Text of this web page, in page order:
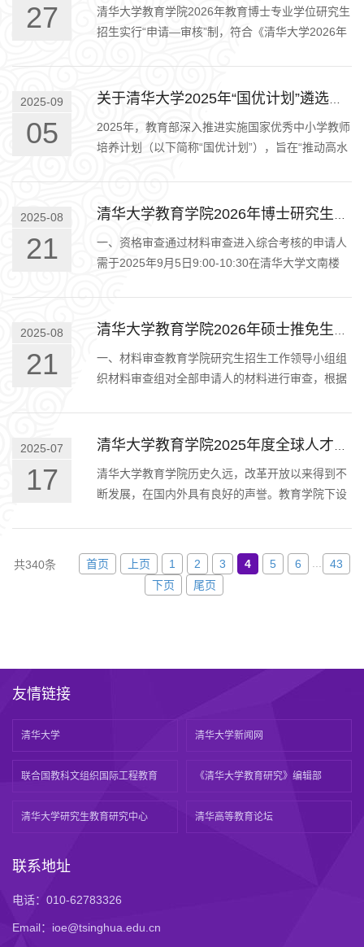
27
清华大学教育学院2026年教育博士专业学位研究生
招生实行“申请―审核”制，符合《清华大学2026年
2025-09
05
2025年，教育部深入推进实施国家优秀中小学教师
培养计划（以下简称“国优计划”），旨在“推动高水
2025-08
21
一、资格审查通过材料审查进入综合考核的申请人
需于2025年9月5日9:00-10:30在清华大学文南楼
2025-08
21
一、材料审查教育学院研究生招生工作领导小组组
织材料审查组对全部申请人的材料进行审查，根据
2025-07
17
清华大学教育学院历史久远，改革开放以来得到不
断发展，在国内外具有良好的声誉。教育学院下设
共340条 首页 上页 1 2 3 4 5 6
43
下页
尾页
友情链接
清华大学 清华大学新闻网
联合国教科文组织国际工程教育 《清华大学教育研究》编辑部
清华大学研究生教育研究中心 清华高等教育论坛
联系地址
电话：010-62783326
Email：ioe@tsinghua.edu.cn